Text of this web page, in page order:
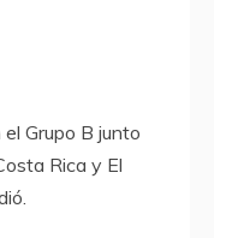
Grupo B junto
Rica y El